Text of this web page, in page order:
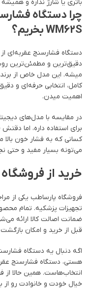
باتری یا شارژ نداره و همیشه
WM62S بخریم؟
دستگاه فشارسنج عقربه‌ای
دقیق‌ترین و مطمئن‌ترین
میشه. این مدل خاص از برند
کامل، انتخابی حرفه‌ای و
اهمیت میدن.
در مقایسه با مدل‌های
برای استفاده داره، اما
کسانی که به فشار خون
می‌تونه بسیار مفید و حتی
خرید از
فروشگاه پارساطب یکی از
تجهیزات پزشکیه. تمام
ضمانت اصالت کالا ارائه
قبل از خرید و امکان
اگه دنبال یه دستگاه
انتخاب‌هاست. همین حالا از
خیال خودت و خانوادت رو